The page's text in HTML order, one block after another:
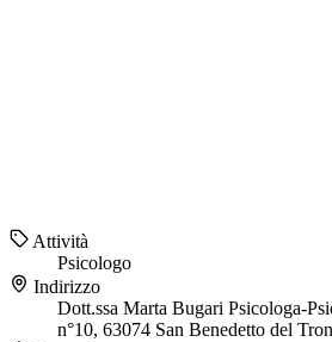
Attività
Psicologo
Indirizzo
Dott.ssa Marta Bugari Psicologa-
n°10, 63074 San Benedetto del